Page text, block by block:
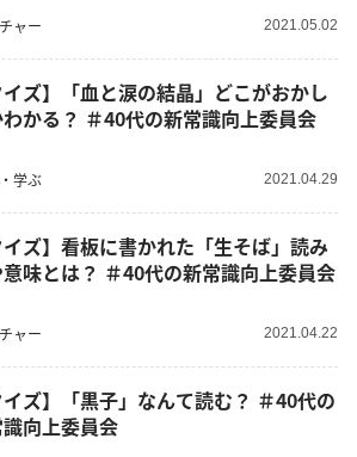
ャー 2021.05.02
イズ】「血と涙の結晶」どこがおかし
かる？ ＃40代の新常識向上委員会
学ぶ 2021.04.29
イズ】看板に書かれた「生そば」読み
味とは？ ＃40代の新常識向上委員会
ャー 2021.04.22
イズ】「黒子」なんて読む？ ＃40代の
向上委員会